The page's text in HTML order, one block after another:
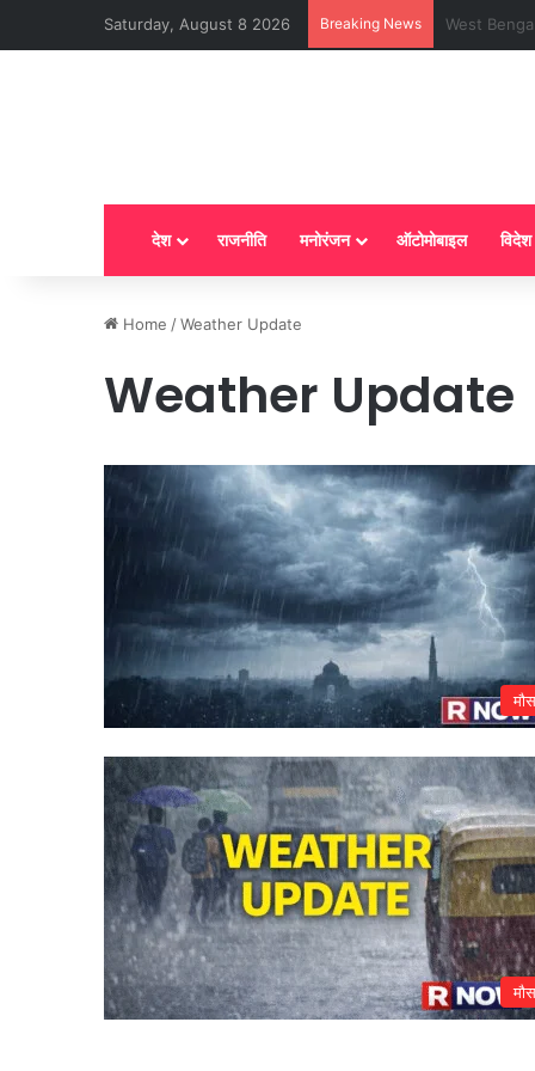
Saturday, August 8 2026 Breaking News LPG New
देश राजनीति मनोरंजन ऑटोमोबाइल विदेश
Home /Weather Update
Weather Update